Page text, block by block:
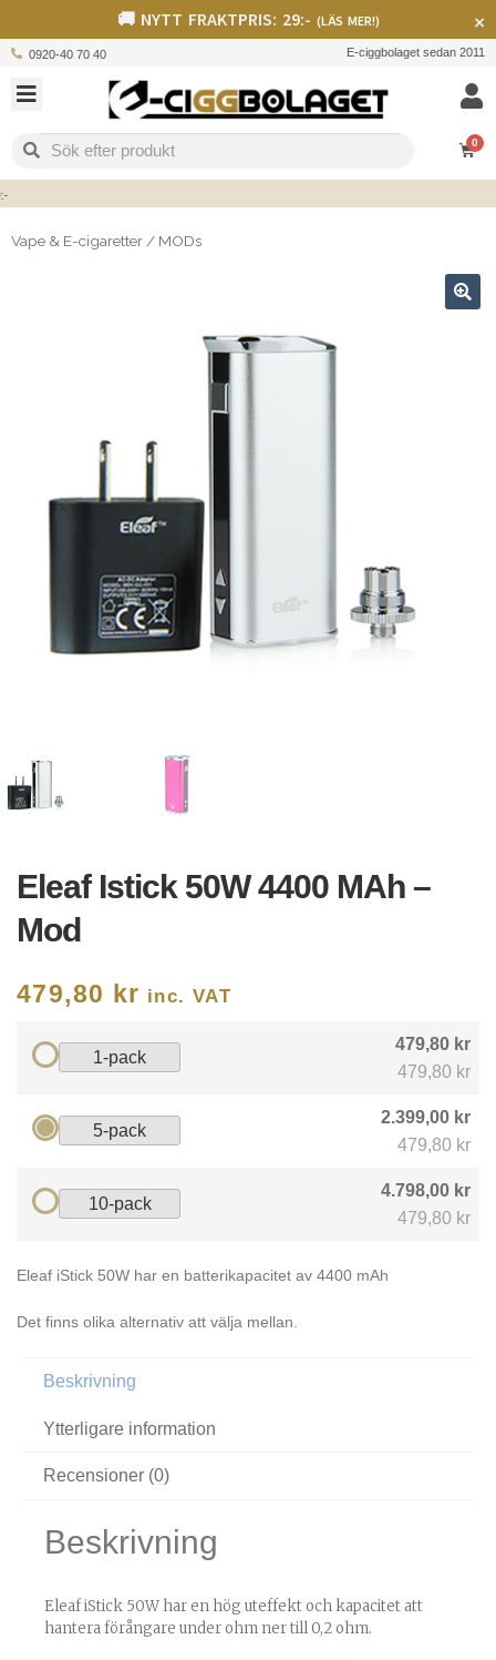
🚚 NYTT FRAKTPRIS: 29:- (LÄS MER!) ×
0920-40 70 40 E-ciggbolaget sedan 2011
0
Vape & E-cigaretter / MODs
Eleaf Istick 50W 4400 MAh –
Mod
479,80 kr inc. VAT
1-pack
479,80 kr
479,80 kr
5-pack
2.399,00 kr
479,80 kr
10-pack
4.798,00 kr
479,80 kr
Eleaf iStick 50W har en batterikapacitet av 4400 mAh
Det finns olika alternativ att välja mellan.
Beskrivning
Ytterligare information
Recensioner (0)
Beskrivning
Eleaf iStick 50W har en hög uteffekt och kapacitet att
hantera förångare under ohm ner till 0,2 ohm.